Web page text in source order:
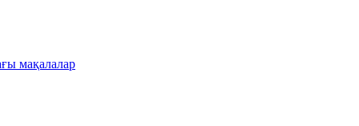
мақалалар